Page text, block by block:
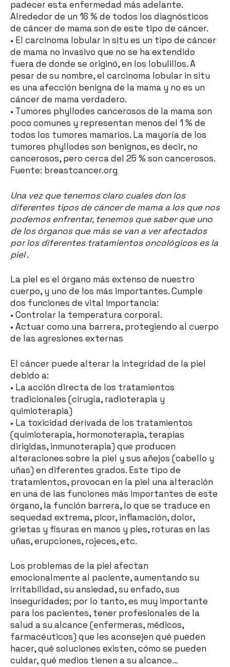
padecer esta enfermedad más adelante.
Alrededor de un 16 % de todos los diagnósticos
de cáncer de mama son de este tipo de cáncer.
• El carcinoma lobular in situ es un tipo de cáncer
de mama no invasivo que no se ha extendido
fuera de donde se originó, en los lobulillos. A
pesar de su nombre, el carcinoma lobular in situ
es una afección benigna de la mama y no es un
cáncer de mama verdadero.
• Tumores phyllodes cancerosos de la mama son
poco comunes y representan menos del 1 % de
todos los tumores mamarios. La mayoría de los
tumores phyllodes son benignos, es decir, no
cancerosos, pero cerca del 25 % son cancerosos.
Fuente: breastcancer.org
Una vez que tenemos claro cuales don los
diferentes tipos de cáncer de mama a los que nos
podemos enfrentar, tenemos que saber que uno
de los órganos que más se van a ver afectados
por los diferentes tratamientos oncológicos es la
piel .
La piel es el órgano más extenso de nuestro
cuerpo, y uno de los más importantes. Cumple
dos funciones de vital importancia:
• Controlar la temperatura corporal.
• Actuar como una barrera, protegiendo al cuerpo
de las agresiones externas
El cáncer puede alterar la integridad de la piel
debido a:
• La acción directa de los tratamientos
tradicionales (cirugía, radioterapia y
quimioterapia)
• La toxicidad derivada de los tratamientos
(quimioterapia, hormonoterapia, terapias
dirigidas, inmunoterapia) que producen
alteraciones sobre la piel y sus añejos (cabello y
uñas) en diferentes grados. Este tipo de
tratamientos, provocan en la piel una alteración
en una de las funciones más importantes de este
órgano, la función barrera, lo que se traduce en
sequedad extrema, picor, inflamación, dolor,
grietas y fisuras en manos y pies, roturas en las
uñas, erupciones, rojeces, etc.
Los problemas de la piel afectan
emocionalmente al paciente, aumentando su
irritabilidad, su ansiedad, su enfado, sus
inseguridades; por lo tanto, es muy importante
para los pacientes, tener profesionales de la
salud a su alcance (enfermeras, médicos,
farmacéuticos) que les aconsejen qué pueden
hacer, qué soluciones existen, cómo se pueden
cuidar, qué medios tienen a su alcance…